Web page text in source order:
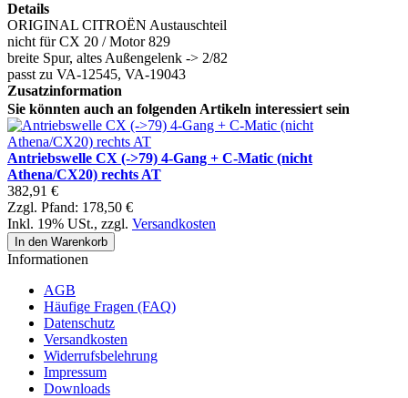
Details
ORIGINAL CITROËN Austauschteil
nicht für CX 20 / Motor 829
breite Spur, altes Außengelenk -> 2/82
passt zu VA-12545, VA-19043
Zusatzinformation
Sie könnten auch an folgenden Artikeln interessiert sein
Antriebswelle CX (->79) 4-Gang + C-Matic (nicht
Athena/CX20) rechts AT
382,91 €
Zzgl. Pfand: 178,50 €
Inkl. 19% USt., zzgl. Versandkosten
In den Warenkorb
Informationen
AGB
Häufige Fragen (FAQ)
Datenschutz
Versandkosten
Widerrufsbelehrung
Impressum
Downloads